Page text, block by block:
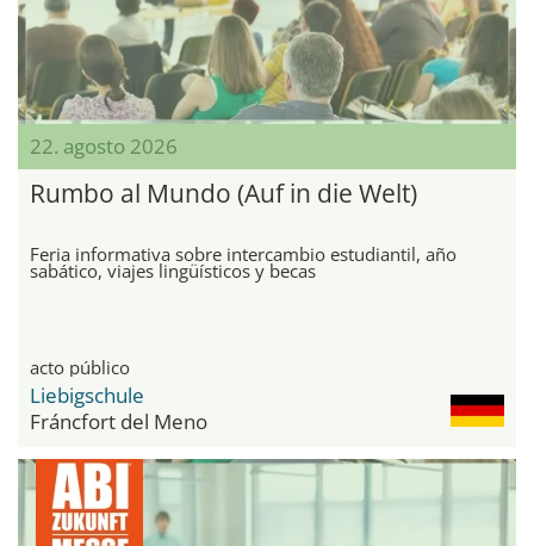
22. agosto 2026
Rumbo al Mundo (Auf in die Welt)
Feria informativa sobre intercambio estudiantil, año
sabático, viajes lingüísticos y becas
acto público
Liebigschule
Fráncfort del Meno